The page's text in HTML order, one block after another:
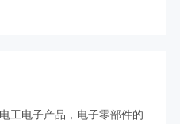
工电子产品，电子零部件的